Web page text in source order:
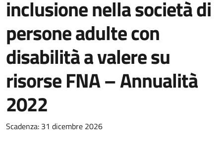
inclusione nella società di
persone adulte con
disabilità a valere su
risorse FNA – Annualità
2022
Dettagli della notizia
Scadenza: 31 dicembre 2026